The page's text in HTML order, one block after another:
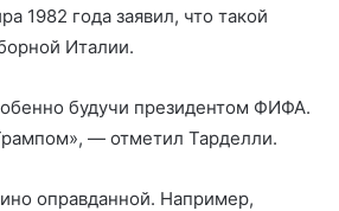
1982 года заявил, что такой
Италии.
будучи президентом ФИФА.
— отметил Тарделли.
оправданной. Например,